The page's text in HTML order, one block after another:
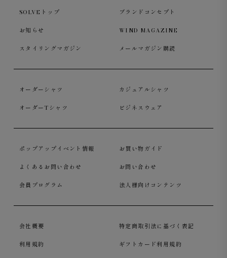
SOLVEトップ ブランドコンセプト
お知らせ WIND MAGAZINE
スタイリングマガジン メールマガジン購読
オーダーシャツ カジュアルシャツ
オーダーTシャツ ビジネスウェア
ポップアップイベント情報 お買い物ガイド
よくあるお問い合わせ お問い合わせ
会員プログラム 法人様向けコンテンツ
会社概要 特定商取引法に基づく表記
利用規約 ギフトカード利用規約